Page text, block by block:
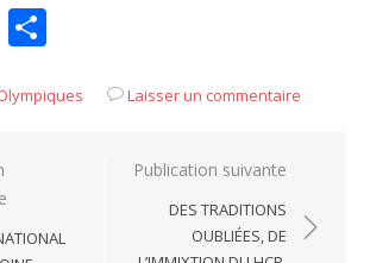
Email
Laisser un commentaire
Publication suivante
DES TRADITIONS
OUBLIÉES, DE